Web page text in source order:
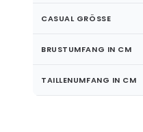
CASUAL GRÖSSE
BRUSTUMFANG IN CM
TAILLENUMFANG IN CM